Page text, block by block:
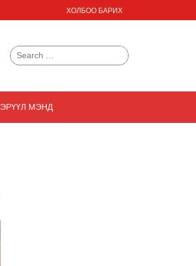
ХОЛБОО БАРИХ
Search
for:
ЭРҮҮЛ МЭНД